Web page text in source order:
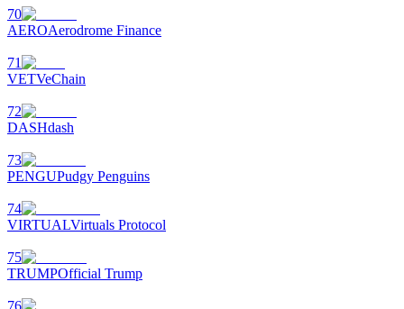
70
AEROAerodrome Finance
71
VETVeChain
72
DASHdash
73
PENGUPudgy Penguins
74
VIRTUALVirtuals Protocol
75
TRUMPOfficial Trump